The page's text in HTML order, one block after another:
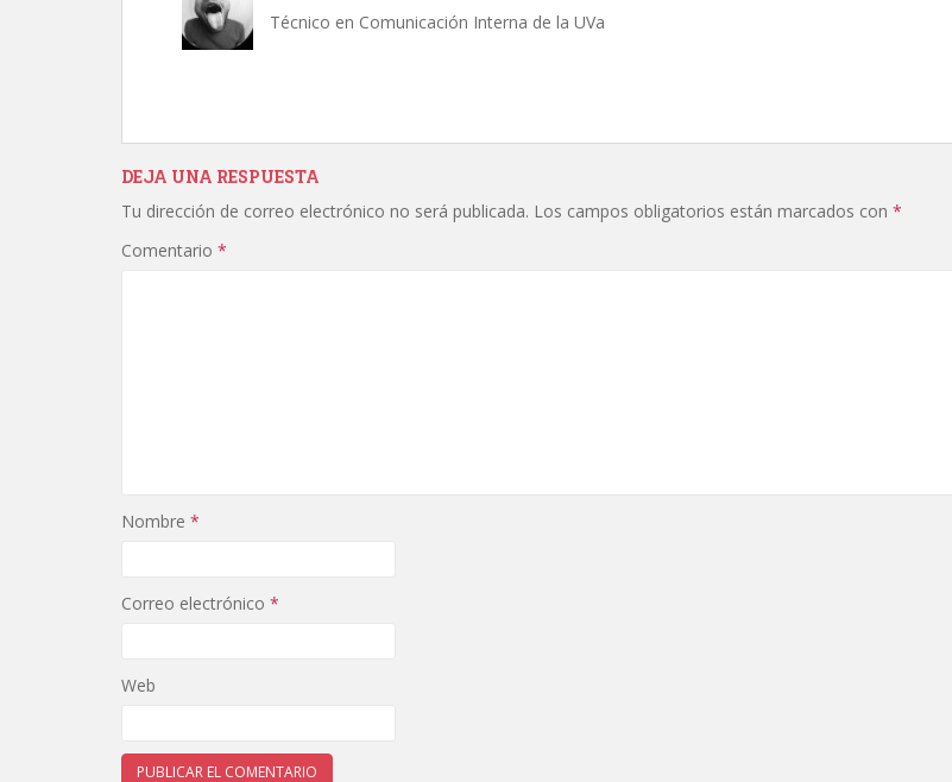
Técnico en Comunicación Interna de la UVa
DEJA UNA RESPUESTA
Tu dirección de correo electrónico no será publicada. Los campos obligatorios están marcados con *
Comentario *
Nombre *
Correo electrónico *
Web